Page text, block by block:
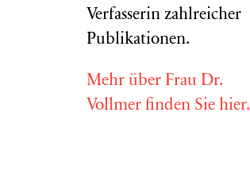
Verfasserin zahlreicher
Publikationen.
Mehr über Frau Dr.
Vollmer finden Sie hier.